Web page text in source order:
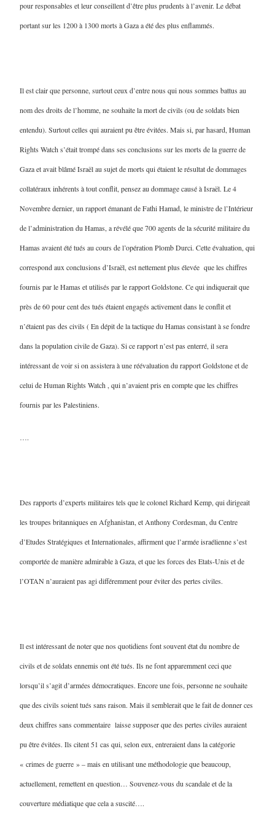
pour responsables et leur conseillent d’être plus prudents à l’avenir. Le débat
portant sur les 1200 à 1300 morts à Gaza a été des plus enflammés.
Il est clair que personne, surtout ceux d’entre nous qui nous sommes battus au
nom des droits de l’homme, ne souhaite la mort de civils (ou de soldats bien
entendu). Surtout celles qui auraient pu être évitées. Mais si, par hasard, Human
Rights Watch s’était trompé dans ses conclusions sur les morts de la guerre de
Gaza et avait blâmé Israël au sujet de morts qui étaient le résultat de dommages
collatéraux inhérents à tout conflit, pensez au dommage causé à Israël. Le 4
Novembre dernier, un rapport émanant de Fathi Hamad, le ministre de l’Intérieur
de l’administration du Hamas, a révélé que 700 agents de la sécurité militaire du
Hamas avaient été tués au cours de l’opération Plomb Durci. Cette évaluation, qui
correspond aux conclusions d’Israël, est nettement plus élevée que les chiffres
fournis par le Hamas et utilisés par le rapport Goldstone. Ce qui indiquerait que
près de 60 pour cent des tués étaient engagés activement dans le conflit et
n’étaient pas des civils ( En dépit de la tactique du Hamas consistant à se fondre
dans la population civile de Gaza). Si ce rapport n’est pas enterré, il sera
intéressant de voir si on assistera à une réévaluation du rapport Goldstone et de
celui de Human Rights Watch , qui n’avaient pris en compte que les chiffres
fournis par les Palestiniens.
….
Des rapports d’experts militaires tels que le colonel Richard Kemp, qui dirigeait
les troupes britanniques en Afghanistan, et Anthony Cordesman, du Centre
d’Etudes Stratégiques et Internationales, affirment que l’armée israélienne s’est
comportée de manière admirable à Gaza, et que les forces des Etats-Unis et de
l’OTAN n’auraient pas agi différemment pour éviter des pertes civiles.
Il est intéressant de noter que nos quotidiens font souvent état du nombre de
civils et de soldats ennemis ont été tués. Ils ne font apparemment ceci que
lorsqu’il s’agit d’armées démocratiques. Encore une fois, personne ne souhaite
que des civils soient tués sans raison. Mais il semblerait que le fait de donner ces
deux chiffres sans commentaire laisse supposer que des pertes civiles auraient
pu être évitées. Ils citent 51 cas qui, selon eux, entreraient dans la catégorie
« crimes de guerre » – mais en utilisant une méthodologie que beaucoup,
actuellement, remettent en question… Souvenez-vous du scandale et de la
couverture médiatique que cela a suscité….